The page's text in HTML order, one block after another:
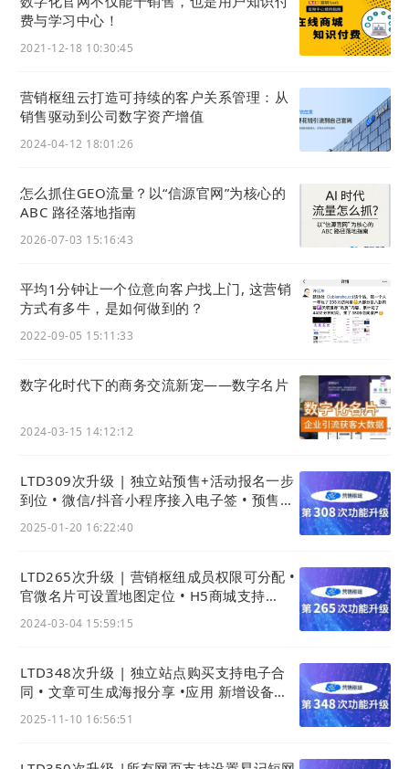
论、破三立五、生意表达、LTD（lead to deals）方法
论”等企业数字化经营新理念。
他还是一位著书立说的学者，将20余年实践中小企业的
信息化数字化道路积累的所思所得汇编成书《引爆私域
流量》，给到数字化转型中的企业企参考与启示。
发展历程
2017年6月，LTD获得种子轮投资，枢纽云进入孵化期
2017年10月，LTD总部在中国上海成立，同时LTD杭州
研发中心成立，并着手开发全网微营销系统（官微数字
2017年12月，LTD官微系统在爱名网平台发布（gw.22
2018年5月，LTD自营短视频账号粉丝总数突破600万，
2018年7月，LTD完成天使轮融资，北京媒体运营中心成
立
2018年9月，LTD智能营销云产品正式发布上线
对外开始商业化服务
2019年3月，LTD荣获万物生长大会“新锐创业之星”
2019年4年，LTD举办首届数字化转型企业服务商大会
2020年2月，LTD“公益助企复工”，10万口罩免费发放
2020年4月，LTD召开第二届数字化转型企业服务商大会
2020年9月，LTD组织全国互联网渠道人线下研讨会
2020年10月，迎来了第100次功能迭代，发布官微中心
费与学习中心！
2021-12-18 10:30:45
营销枢纽云打造可持续的客户关系管理：从
销售驱动到公司数字资产增值
2024-04-12 18:01:26
怎么抓住GEO流量？以“信源官网”为核心的
ABC 路径落地指南
2026-07-03 15:16:43
平均1分钟让一个位意向客户找上门, 这营销
方式有多牛，是如何做到的？
2022-09-05 15:11:33
数字化时代下的商务交流新宠——数字名片
2024-03-15 14:12:12
LTD309次升级 | 独立站预售+活动报名一步
到位 • 微信/抖音小程序接入电子签 • 预售兑
2025-01-20 16:22:40
LTD265次升级 | 营销枢纽成员权限可分配 •
官微名片可设置地图定位 • H5商城支持
2024-03-04 15:59:15
LTD348次升级 | 独立站点购买支持电子合
同 • 文章可生成海报分享 •应用 新增设备租
2025-11-10 16:56:51